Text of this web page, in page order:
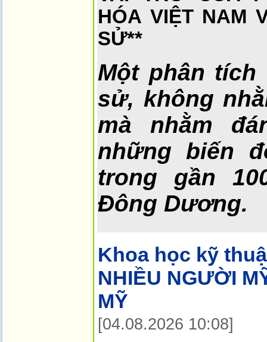
HÓA VIỆT NAM
SỬ**
Một phân
sử, không
mà nhằm
những biến
trong gần
Đông Dương.
Khoa học kỹ
NHIỀU NGƯỜI
MỸ
[04.08.2026 10:08]